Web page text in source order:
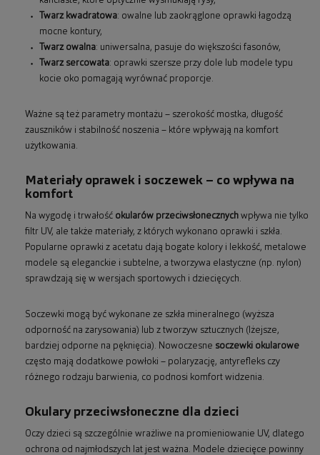
Twarz kwadratowa: owalne lub zaokrąglone oprawki łagodzą
mocne kontury,
Twarz owalna: uniwersalna, pasuje do większości fasonów,
Twarz sercowata: oprawki szersze przy dole lub modele typu
kocie oko pomagają wyrównać proporcje.
Ważne są też parametry montażu – szerokość mostka, długość
zauszników i stabilność noszenia – które wpływają na komfort
użytkowania.
Materiały oprawek i soczewek – co wpływa na
komfort
Na wygodę i trwałość okularów przeciwsłonecznych wpływa nie tylko
filtr UV, ale także materiały, z których wykonano oprawki i szkła.
Popularne oprawki z acetatu dają bogate kolory i lekkość, metalowe
modele są eleganckie i subtelne, a tworzywa elastyczne (np. nylon)
sprawdzają się w wersjach sportowych i dziecięcych.
Soczewki mogą być wykonane ze szkła mineralnego (wyższa
odporność na zarysowania) lub z tworzyw sztucznych (lżejsze,
bardziej odporne na pęknięcia). Nowoczesne soczewki okularowe
często mają dodatkowe powłoki – polaryzację, antyrefleks czy
różnego rodzaju barwienia, co podnosi komfort widzenia.
Okulary przeciwsłoneczne dla dzieci
Oczy dzieci są szczególnie wrażliwe na promieniowanie UV, dlatego
ochrona od najmłodszych lat jest ważna. Modele dziecięce powinny